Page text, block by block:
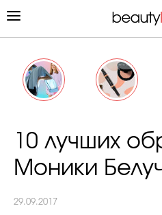
Личный опыт
Стиль жизни
10 лучших
Моники
29.09.2017